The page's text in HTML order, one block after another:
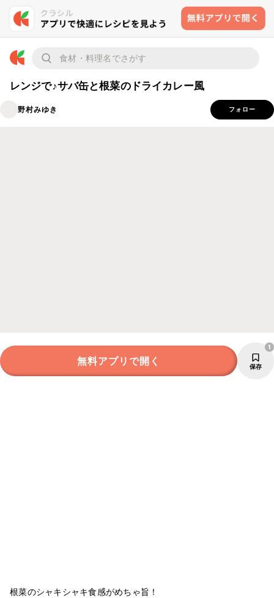
レンジで♪サバ缶と根菜のドライカレー風
野村みゆき フォロー
無料アプリで開く 保存
1
根菜のシャキシャキ食感がめちゃ旨！